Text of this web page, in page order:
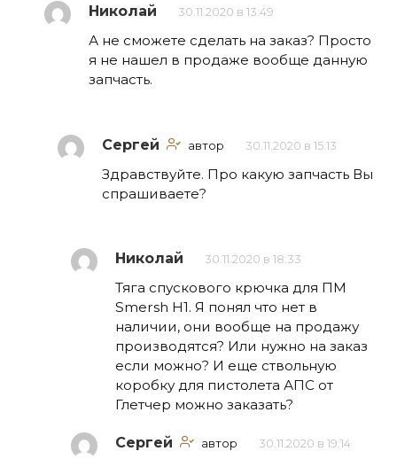
Николай 30.11.2020 в 13:49
А не сможете сделать на заказ? Просто
я не нашел в продаже вообще данную
запчасть.
Сергей автор 30.11.2020 в 15:13
Здравствуйте. Про какую запчасть Вы
спрашиваете?
Николай 30.11.2020 в 18:33
Тяга спускового крючка для ПМ
Smersh H1. Я понял что нет в
наличии, они вообще на продажу
производятся? Или нужно на заказ
если можно? И еще ствольную
коробку для пистолета АПС от
Глетчер можно заказать?
Сергей автор 30.11.2020 в 19:14